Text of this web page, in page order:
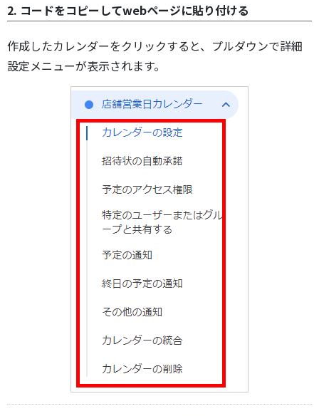
2. コードをコピーしてwebページに貼り付ける
作成したカレンダーをクリックすると、プルダウンで詳細
設定メニューが表示されます。